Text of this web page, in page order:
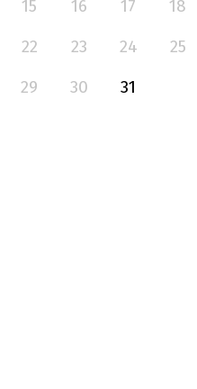
15
16 17 18
22
23 24 25
29
30 31